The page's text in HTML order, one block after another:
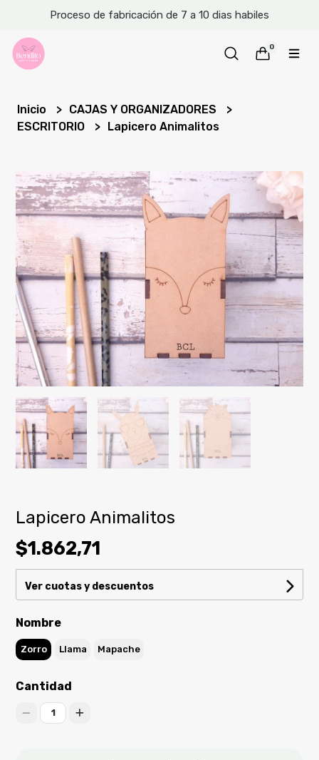
Proceso de fabricación de 7 a 10 dias habiles
0
Inicio
CAJAS Y ORGANIZADORES
ESCRITORIO
Lapicero Animalitos
Lapicero Animalitos
$1.862,71
Ver cuotas y descuentos
Nombre
Zorro Llama Mapache
Cantidad
1